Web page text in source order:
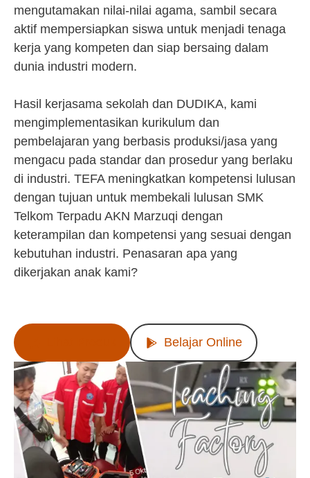
mengutamakan nilai-nilai agama, sambil secara
aktif mempersiapkan siswa untuk menjadi tenaga
kerja yang kompeten dan siap bersaing dalam
dunia industri modern.
Hasil kerjasama sekolah dan DUDIKA, kami
mengimplementasikan kurikulum dan
pembelajaran yang berbasis produksi/jasa yang
mengacu pada standar dan prosedur yang berlaku
di industri. TEFA meningkatkan kompetensi lulusan
dengan tujuan untuk membekali lulusan SMK
Telkom Terpadu AKN Marzuqi dengan
keterampilan dan kompetensi yang sesuai dengan
kebutuhan industri. Penasaran apa yang
dikerjakan anak kami?
Belajar Online